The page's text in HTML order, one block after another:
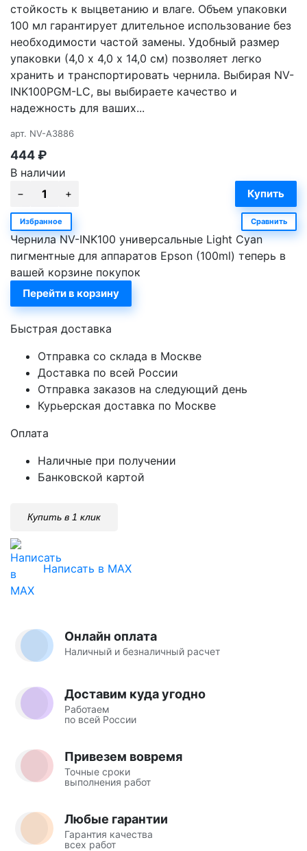
стойкость к выцветанию и влаге. Объем упаковки
100 мл гарантирует длительное использование без
необходимости частой замены. Удобный размер
упаковки (4,0 х 4,0 х 14,0 см) позволяет легко
хранить и транспортировать чернила. Выбирая NV-
INK100PGM-LC, вы выбираете качество и
надежность для ваших...
арт. NV-A3886
444₽
В наличии
Избранное Сравнить
Чернила NV-INK100 универсальные Light Cyan
пигментные для аппаратов Epson (100ml) теперь в
вашей корзине покупок
Перейти в корзину
Быстрая доставка
Отправка со склада в Москве
Доставка по всей России
Отправка заказов на следующий день
Курьерская доставка по Москве
Оплата
Наличные при получении
Банковской картой
Купить в 1 клик
Написать в MAX
Онлайн оплата
Наличный и безналичный расчет
Доставим куда угодно
Работаем
по всей России
Привезем вовремя
Точные сроки
выполнения работ
Любые гарантии
Гарантия качества
всех работ